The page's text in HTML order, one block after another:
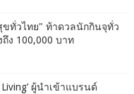
ขทั่วไทย" ท้าดวลนักกินจุทั่ว
ง 100,000 บาท
Living’ ผู้นำเข้าแบรนด์